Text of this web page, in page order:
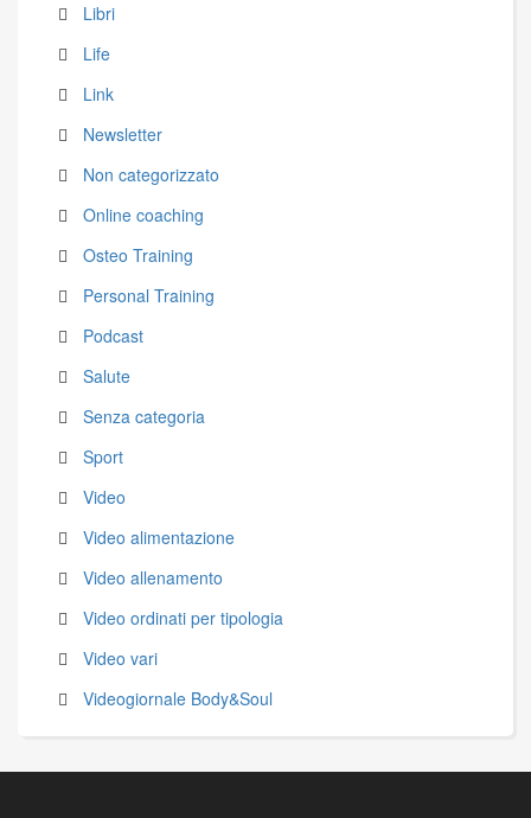
Libri
Life
Link
Newsletter
Non categorizzato
Online coaching
Osteo Training
Personal Training
Podcast
Salute
Senza categoria
Sport
Video
Video alimentazione
Video allenamento
Video ordinati per tipologia
Video vari
Videogiornale Body&Soul